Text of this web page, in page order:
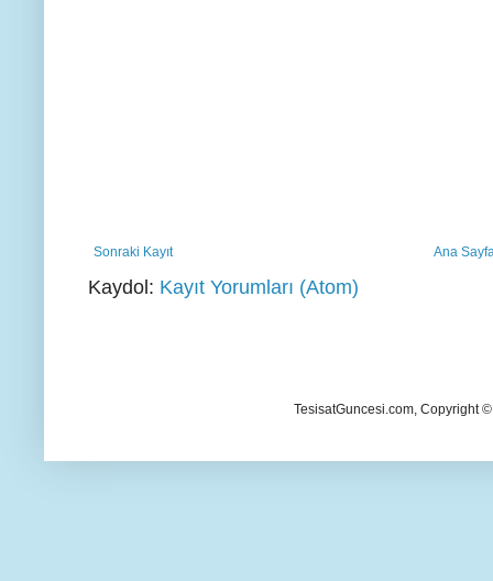
Sonraki Kayıt Ana
Kaydol: Kayıt Yorumları (Atom)
TesisatGuncesi.com, Copyright